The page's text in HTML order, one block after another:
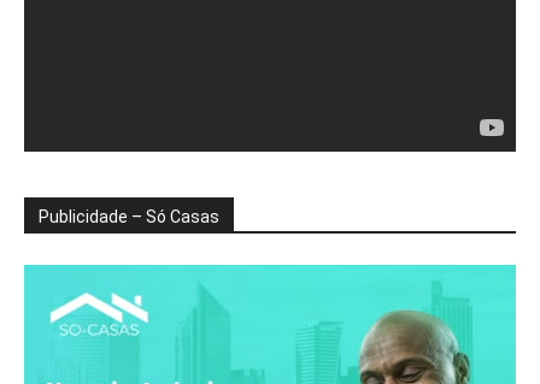
Publicidade – Só Casas